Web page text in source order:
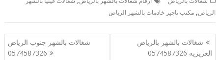
الرياض,مكتب تاجير خادمات بالشهر الرياض
تصفّح
المقالات
شغالات بالشهر بالرياض
العزيزيه 0574587326
شغالات بالشهر جنوب الرياض
0574587326